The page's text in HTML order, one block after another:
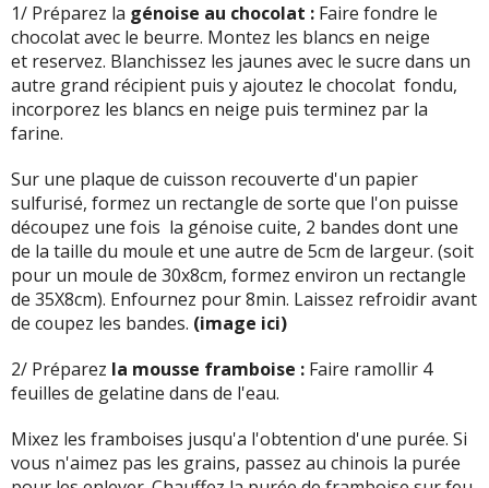
1/ Préparez la génoise au chocolat : Faire fondre le
chocolat avec le beurre. Montez les blancs en neige
et reservez. Blanchissez les jaunes avec le sucre dans un
autre grand récipient puis y ajoutez le chocolat fondu,
incorporez les blancs en neige puis terminez par la
farine.
Sur une plaque de cuisson recouverte d'un papier
sulfurisé, formez un rectangle de sorte que l'on puisse
découpez une fois la génoise cuite, 2 bandes dont une
de la taille du moule et une autre de 5cm de largeur. (soit
pour un moule de 30x8cm, formez environ un rectangle
de 35X8cm). Enfournez pour 8min. Laissez refroidir avant
de coupez les bandes. (image ici)
2/ Préparez la mousse framboise : Faire ramollir 4
feuilles de gelatine dans de l'eau.
Mixez les framboises jusqu'a l'obtention d'une purée. Si
vous n'aimez pas les grains, passez au chinois la purée